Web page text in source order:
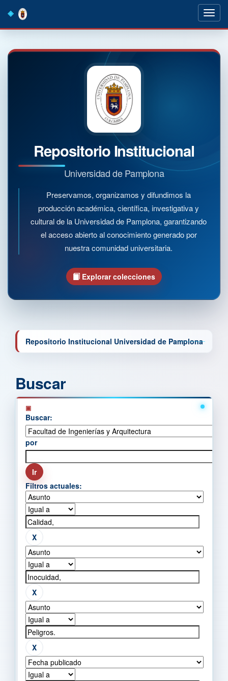
navigation
Repositorio Institucional
Universidad de Pamplona
Preservamos, organizamos y difundimos la
producción académica, científica, investigativa y
cultural de la Universidad de Pamplona, garantizando
el acceso abierto al conocimiento generado por
nuestra comunidad universitaria.
Explorar colecciones
Repositorio Institucional Universidad de Pamplona
Buscar
Buscar:
por
Filtros actuales: